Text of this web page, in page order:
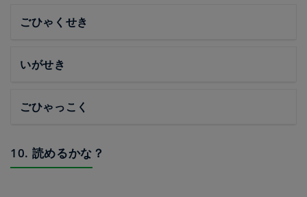
ごひゃくせき
いがせき
ごひゃっこく
10. 読めるかな？